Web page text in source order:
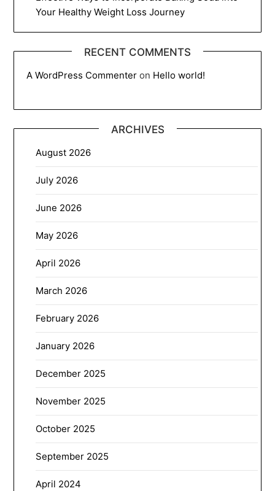
Your Healthy Weight Loss Journey
RECENT COMMENTS
A WordPress Commenter on Hello world!
ARCHIVES
August 2026
July 2026
June 2026
May 2026
April 2026
March 2026
February 2026
January 2026
December 2025
November 2025
October 2025
September 2025
April 2024